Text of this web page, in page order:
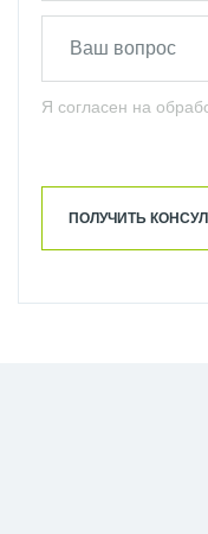
Я согласен на
ПОЛУЧИТЬ